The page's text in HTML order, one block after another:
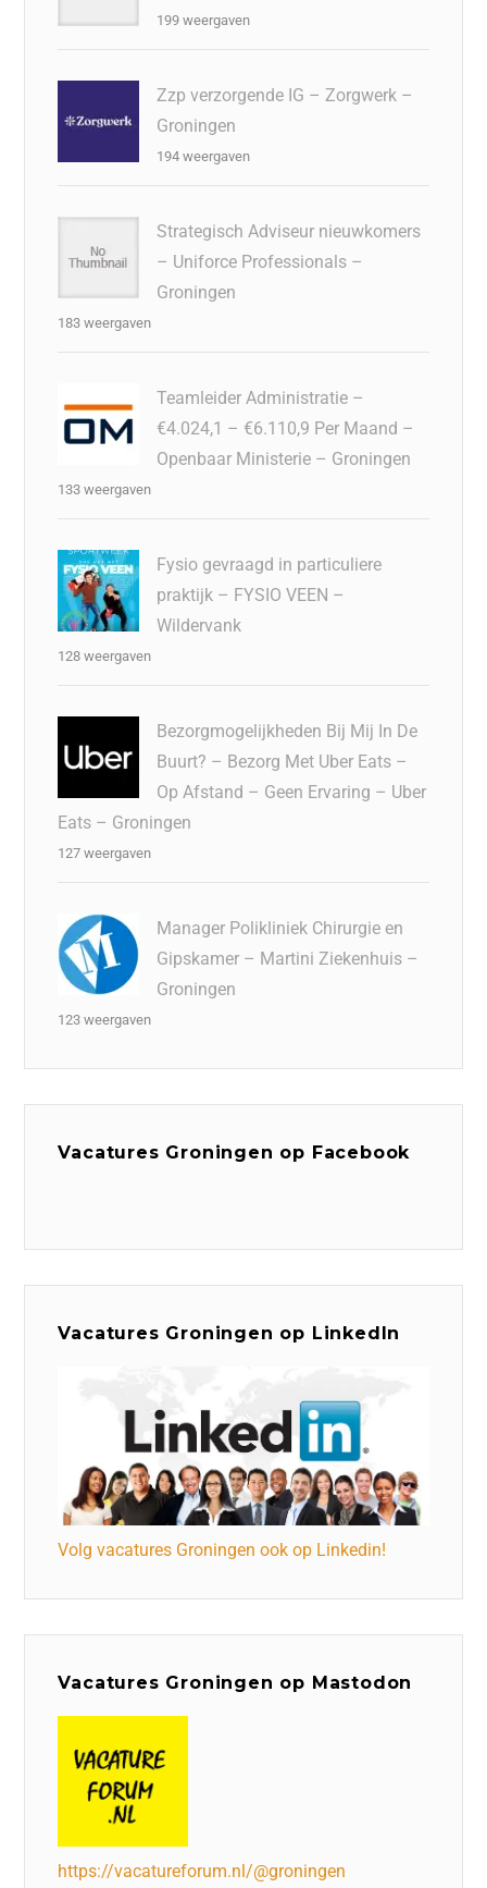
199 weergaven
Zzp verzorgende IG – Zorgwerk –
Groningen
194 weergaven
Strategisch Adviseur nieuwkomers
– Uniforce Professionals –
Groningen
183 weergaven
Teamleider Administratie –
€4.024,1 – €6.110,9 Per Maand –
Openbaar Ministerie – Groningen
133 weergaven
Fysio gevraagd in particuliere
praktijk – FYSIO VEEN –
Wildervank
128 weergaven
Bezorgmogelijkheden Bij Mij In De
Buurt? – Bezorg Met Uber Eats –
Op Afstand – Geen Ervaring – Uber
Eats – Groningen
127 weergaven
Manager Polikliniek Chirurgie en
Gipskamer – Martini Ziekenhuis –
Groningen
123 weergaven
Vacatures Groningen op Facebook
Vacatures Groningen op LinkedIn
Volg vacatures Groningen ook op Linkedin!
Vacatures Groningen op Mastodon
https://vacatureforum.nl/@groningen